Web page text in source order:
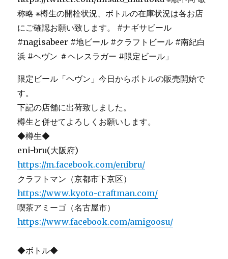
限定ビール「ヘヴン」今日からボトルの販売開始で
す。
下記の店舗に出荷致しました。
樽生と併せてよろしくお願いします。
◆樽生◆
eni-bru(大阪府)
https://m.facebook.com/enibru/
クラフトマン（京都市下京区）
https://www.kyoto-craftman.com/
喫茶アミーゴ（名古屋市）
https://www.facebook.com/amigoosu/
◆ボトル◆